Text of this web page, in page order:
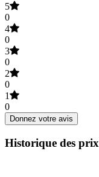
5
0
4
0
3
0
2
0
1
0
Donnez votre avis
Historique des prix